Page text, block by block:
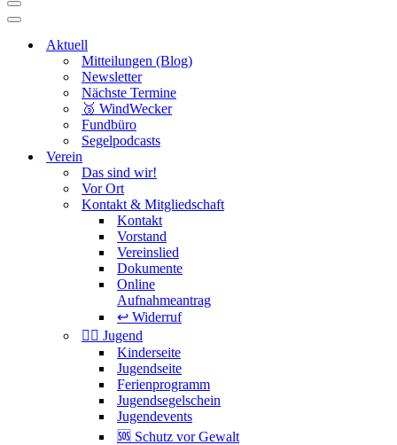
Navigations-
Menü
Navigations-
Aktuell
Mitteilungen (Blog)
Newsletter
Nächste Termine
🥉 WindWecker
Fundbüro
Segelpodcasts
Verein
Das sind wir!
Vor Ort
Kontakt & Mitgliedschaft
Kontakt
Vorstand
Vereinslied
Dokumente
Online
Aufnahmeantrag
↩️ Widerruf
🏴‍☠️ Jugend
Kinderseite
Jugendseite
Ferienprogramm
Jugendsegelschein
Jugendevents
🆘 Schutz vor Gewalt